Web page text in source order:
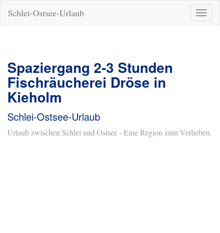
ein-/
Schlei-Ostsee-Urlaub
Spaziergang 2-3 Stunden
Fischräucherei Dröse in
Kieholm
Schlei-Ostsee-Urlaub
Urlaub zwischen Schlei und Ostsee - Eine Region zum Verlieben.